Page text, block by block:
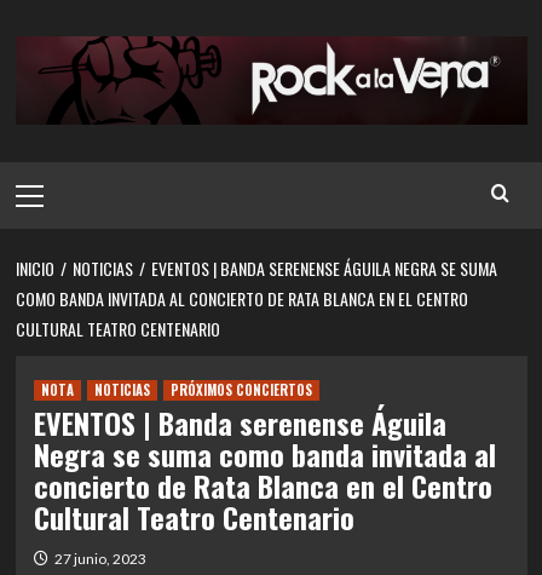
contenido
principal
INICIO NOTICIAS
EVENTOS | BANDA SERENENSE ÁGUILA NEGRA SE SUMA
COMO BANDA INVITADA AL CONCIERTO DE RATA BLANCA EN EL CENTRO
CULTURAL TEATRO CENTENARIO
NOTA NOTICIAS PRÓXIMOS CONCIERTOS
EVENTOS | Banda serenense Águila
Negra se suma como banda invitada al
concierto de Rata Blanca en el Centro
Cultural Teatro Centenario
27 junio, 2023